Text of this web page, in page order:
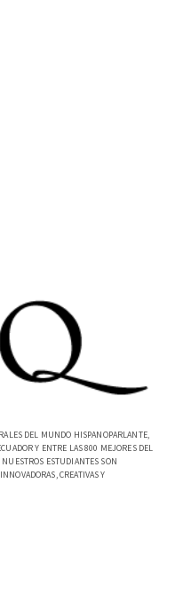
DEL MUNDO HISPANOPARLANTE,
Y ENTRE LAS 800 MEJORES DEL
ESTUDIANTES SON
CREATIVAS Y